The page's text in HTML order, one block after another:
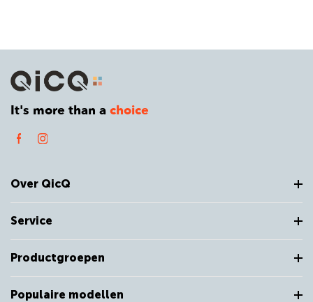
It's more than a choice
Over QicQ
Service
Productgroepen
Populaire modellen